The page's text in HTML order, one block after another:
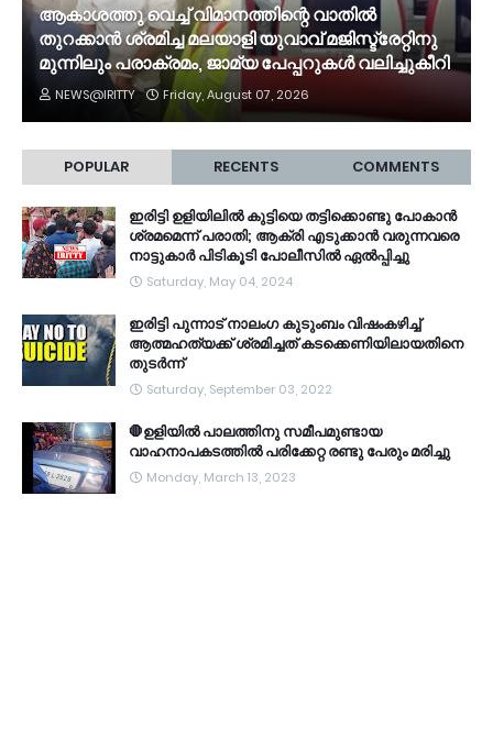
ആകാശത്തു വെച്ച് വിമാനത്തിന്റെ വാതില്‍
തുറക്കാന്‍ ശ്രമിച്ച മലയാളി യുവാവ് മജിസ്ട്രേറ്റിനു
മുന്നിലും പരാക്രമം, ജാമ്യ പേപ്പറുകൾ വലിച്ചുകീറി
NEWS@IRITTY Friday, August 07, 2026
POPULAR RECENTS COMMENTS
ഇരിട്ടി ഉളിയിലിൽ കുട്ടിയെ തട്ടിക്കൊണ്ടു പോകാൻ
ശ്രമമെന്ന് പരാതി; ആക്രി എടുക്കാൻ വരുന്നവരെ
നാട്ടുകാർ പിടികൂടി പോലീസിൽ ഏൽപ്പിച്ചു
Saturday, May 04, 2024
ഇരിട്ടി പുന്നാട് നാലംഗ കുടുംബം വിഷംകഴിച്ച്‌
ആത്മഹത്യക്ക് ശ്രമിച്ചത് കടക്കെണിയിലായതിനെ
തുടർന്ന്
Saturday, September 03, 2022
🛑ഉളിയിൽ പാലത്തിനു സമീപമുണ്ടായ
വാഹനാപകടത്തിൽ പരിക്കേറ്റ രണ്ടു പേരും മരിച്ചു
Monday, March 13, 2023